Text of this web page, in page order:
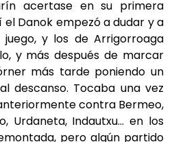
acertase en su primera
Danok empezó a dudar y a
y los de Arrigorroaga
y más después de marcar
más tarde poniendo un
descanso. Tocaba una vez
contra Bermeo,
Urdaneta, Indautxu… en los
pero algún partido